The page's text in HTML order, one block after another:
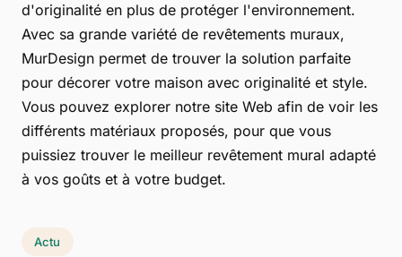
d'originalité en plus de protéger l'environnement.
Avec sa grande variété de revêtements muraux,
MurDesign permet de trouver la solution parfaite
pour décorer votre maison avec originalité et style.
Vous pouvez explorer notre site Web afin de voir les
différents matériaux proposés, pour que vous
puissiez trouver le meilleur revêtement mural adapté
à vos goûts et à votre budget.
Actu